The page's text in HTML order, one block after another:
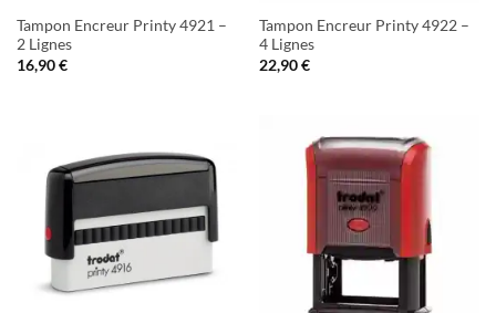
Tampon Encreur Printy 4921 –
2 Lignes
16,90€
Tampon Encreur Printy 4922 –
4 Lignes
22,90€